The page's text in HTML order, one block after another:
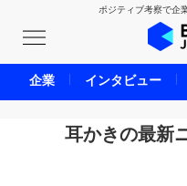
ポジティブ考察で企
耳かきの最新
企業 インタビュー